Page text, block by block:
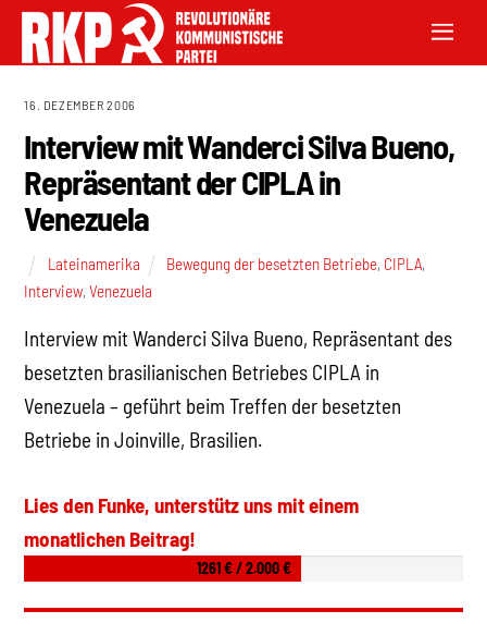
16. DEZEMBER 2006
Interview mit Wanderci Silva Bueno,
Repräsentant der CIPLA in
Venezuela
Lateinamerika Bewegung der besetzten Betriebe, CIPLA,
Interview,Venezuela
Interview mit Wanderci Silva Bueno, Repräsentant des
besetzten brasilianischen Betriebes CIPLA in
Venezuela – geführt beim Treffen der besetzten
Betriebe in Joinville, Brasilien.
Lies den Funke, unterstütz uns mit einem
monatlichen Beitrag!
1261 € / 2.000 €